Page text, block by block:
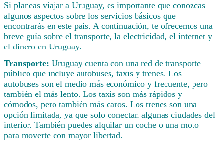
Si planeas viajar a Uruguay, es importante que conozcas
algunos aspectos sobre los servicios básicos que
encontrarás en este país. A continuación, te ofrecemos una
breve guía sobre el transporte, la electricidad, el internet y
el dinero en Uruguay.
Transporte: Uruguay cuenta con una red de transporte
público que incluye autobuses, taxis y trenes. Los
autobuses son el medio más económico y frecuente, pero
también el más lento. Los taxis son más rápidos y
cómodos, pero también más caros. Los trenes son una
opción limitada, ya que solo conectan algunas ciudades del
interior. También puedes alquilar un coche o una moto
para moverte con mayor libertad.